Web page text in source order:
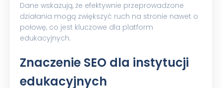
Dane wskazują, że efektywnie przeprowadzone
działania mogą zwiększyć ruch na stronie nawet o
połowę, co jest kluczowe dla platform
edukacyjnych.
Znaczenie SEO dla instytucji
edukacyjnych